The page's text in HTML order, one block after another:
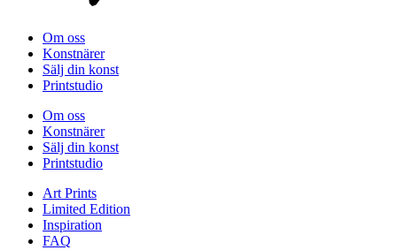
Om oss
Konstnärer
Sälj din konst
Printstudio
Om oss
Konstnärer
Sälj din konst
Printstudio
Art Prints
Limited Edition
Inspiration
FAQ